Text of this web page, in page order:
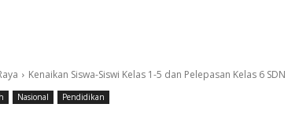
Kenaikan Siswa-Siswi Kelas 1-5 dan Pelepasan Kelas 6
Nasional Pendidikan